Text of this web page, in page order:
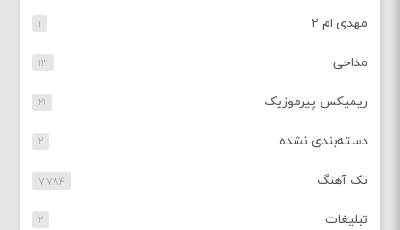
مهدی ام ۲ ۱
مداحی ۱۳
ریمیکس پیرموزیک ۲۱
دسته‌بندی نشده ۲
تک آهنگ ۷,۷۸۴
تبلیغات ۲